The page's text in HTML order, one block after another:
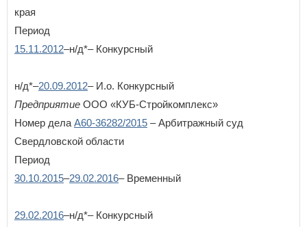
края
Период
15.11.2012–н/д*– Конкурсный
н/д*–20.09.2012– И.о. Конкурсный
Предприятие ООО «КУБ-Стройкомплекс»
Номер дела А60-36282/2015 – Арбитражный суд
Свердловской области
Период
30.10.2015–29.02.2016– Временный
29.02.2016–н/д*– Конкурсный